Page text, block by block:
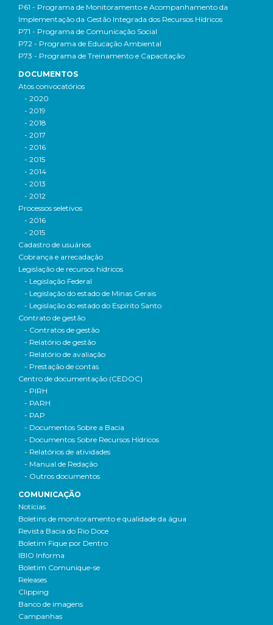
P61 - Programa de Monitoramento e Acompanhamento da
Implementação da Gestão Integrada dos Recursos Hídricos
P71 - Programa de Comunicação Social
P72 - Programa de Educação Ambiental
P73 - Programa de Treinamento e Capacitação
DOCUMENTOS
Atos convocatórios
- 2020
- 2019
- 2018
- 2017
- 2016
- 2015
- 2014
- 2013
- 2012
Processos seletivos
- 2016
- 2015
Cadastro de usuários
Cobrança e arrecadação
Legislação de recursos hídricos
- Legislação Federal
- Legislação do estado de Minas Gerais
- Legislação do estado do Espírito Santo
Contrato de gestão
- Contratos de gestão
- Relatório de gestão
- Relatório de avaliação
- Prestação de contas
Centro de documentação (CEDOC)
- PIRH
- PARH
- PAP
- Documentos Sobre a Bacia
- Documentos Sobre Recursos Hídricos
- Relatórios de atividades
- Manual de Redação
- Outros documentos
COMUNICAÇÃO
Notícias
Boletins de monitoramento e qualidade da água
Revista Bacia do Rio Doce
Boletim Fique por Dentro
IBIO Informa
Boletim Comunique-se
Releases
Clipping
Banco de imagens
Campanhas